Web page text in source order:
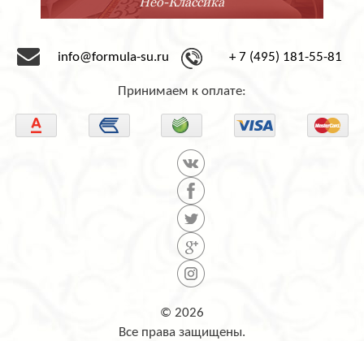
Минимализм
info@formula-su.ru + 7 (495) 181-55-81
Принимаем к оплате:
© 2026
Все права защищены.